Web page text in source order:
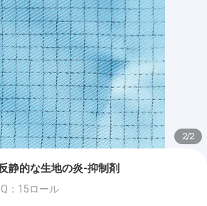
2/2
静的な生地の炎-抑制剤
：15ロール